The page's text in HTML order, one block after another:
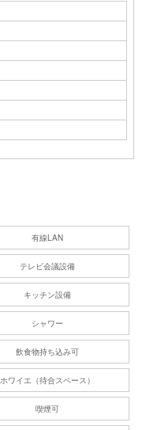
有線LAN
テレビ会議設備
キッチン設備
シャワー
飲食物持ち込み可
ホワイエ（待合スペース）
喫煙可